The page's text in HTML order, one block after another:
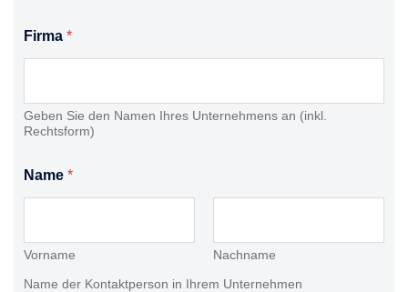
Firma *
Geben Sie den Namen Ihres Unternehmens an (inkl.
Rechtsform)
Name *
Vorname
Nachname
Name der Kontaktperson in Ihrem Unternehmen